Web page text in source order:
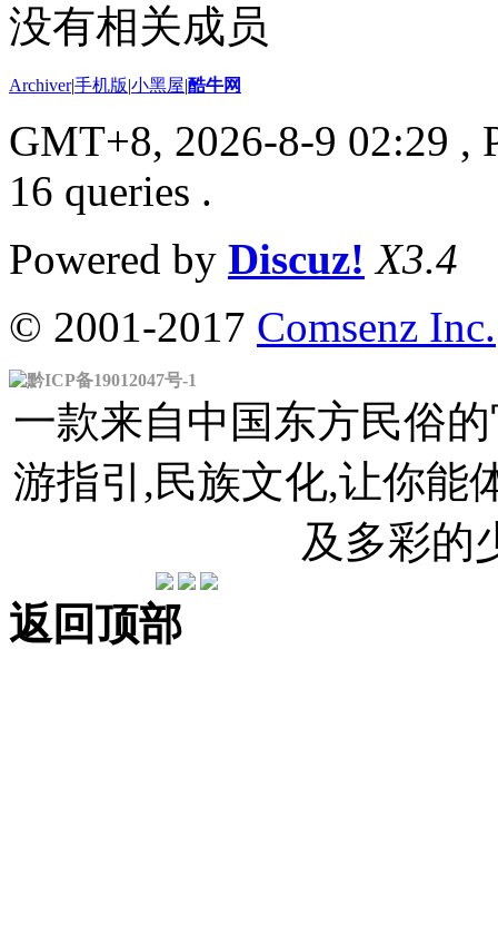
没有相关成员
Archiver|手机版|小黑屋|酷牛网
GMT+8, 2026-8-9 02:29 ,
16 queries .
Powered by Discuz! X3.4
© 2001-2017 Comsenz Inc.
黔ICP备19012047号-1
一款来自中国东方民俗
游指引,民族文化,让你能
及多彩的
返回顶部